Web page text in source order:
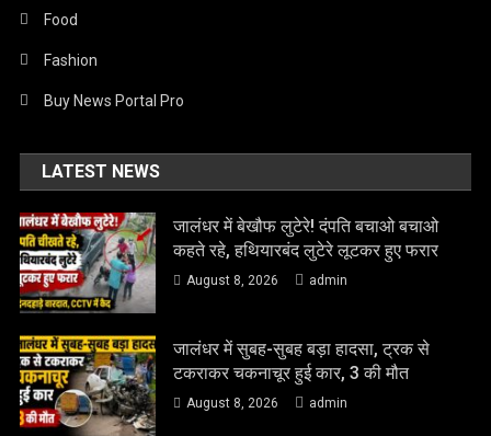
Food
Fashion
Buy News Portal Pro
LATEST NEWS
जालंधर में बेखौफ लुटेरे! दंपति बचाओ बचाओ
कहते रहे, हथियारबंद लुटेरे लूटकर हुए फरार
August 8, 2026 admin
जालंधर में सुबह-सुबह बड़ा हादसा, ट्रक से
टकराकर चकनाचूर हुई कार, 3 की मौत
August 8, 2026 admin